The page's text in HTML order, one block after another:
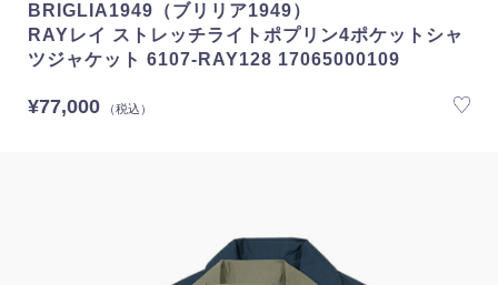
BRIGLIA1949（ブリリア1949）
RAYレイ ストレッチライトポプリン4ポケットシャ
ツジャケット 6107-RAY128 17065000109
¥77,000（税込）